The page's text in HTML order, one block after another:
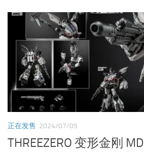
正在发售 2024/07/05
THREEZERO 变形金刚